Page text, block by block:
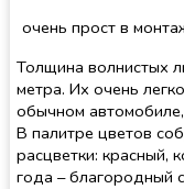
очень прост в
Толщина волнистых
метра. Их очень
обычном
В палитре цветов
расцветки: красный,
года – благородный